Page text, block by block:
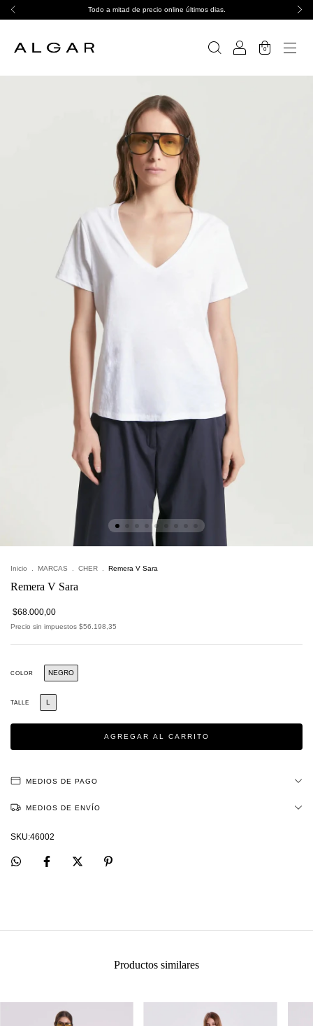
Todo a mitad de precio online últimos dias.
0
Inicio MARCAS CHER Remera V Sara
Remera V Sara
$68.000,00
Precio sin impuestos $56.198,35
COLOR NEGRO
TALLE L
MEDIOS DE PAGO
MEDIOS DE ENVÍO
46002
Productos similares